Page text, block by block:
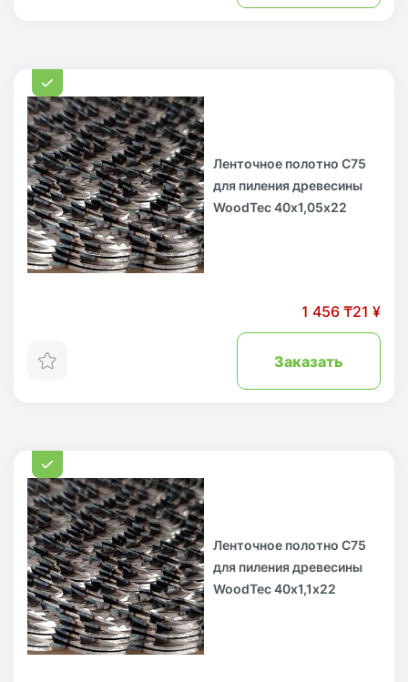
Ленточное полотно С75
для пиления древесины
WoodTec 40х1,05х22
1 456 ₸21 ¥
Заказать
Ленточное полотно С75
для пиления древесины
WoodTec 40х1,1х22